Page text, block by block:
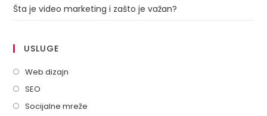
Šta je video marketing i zašto je važan?
USLUGE
Web dizajn
SEO
Socijalne mreže